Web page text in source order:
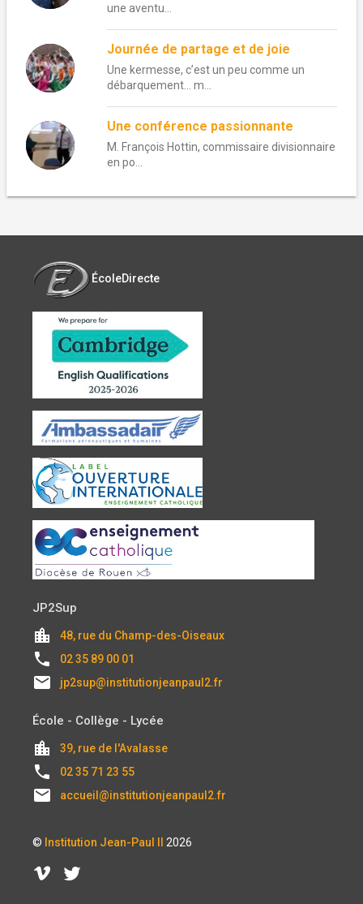
une aventu...
Journée de partage et de joie
Une kermesse, c’est un peu comme un
débarquement… m...
Une conférence passionnante
M. François Hottin, commissaire divisionnaire
en po...
ÉcoleDirecte
JP2Sup
location_city 48, rue du Champ-des-Oiseaux
local_phone 02 35 89 00 01
email jp2sup@institutionjeanpaul2.fr
École - Collège - Lycée
location_city 39, rue de l'Avalasse
local_phone 02 35 71 23 55
email accueil@institutionjeanpaul2.fr
© Institution Jean-Paul II 2026